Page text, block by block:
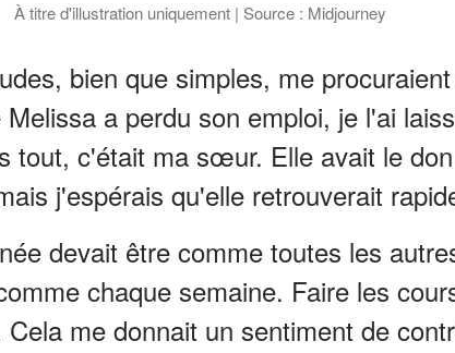
À titre d'illustration uniquement | Source : Midjourney
bien que simples, me
a perdu son emploi, je l'ai
tout, c'était ma sœur. Elle avait le
j'espérais qu'elle retrouverait
devait être comme toutes les
chaque semaine. Faire les
Cela me donnait un sentiment de